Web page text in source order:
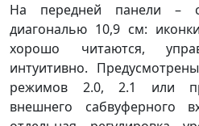
На передней панели –
диагональю 10,9 см:
хорошо читаются,
интуитивно.
режимов 2.0, 2.1 или
внешнего сабвуферного